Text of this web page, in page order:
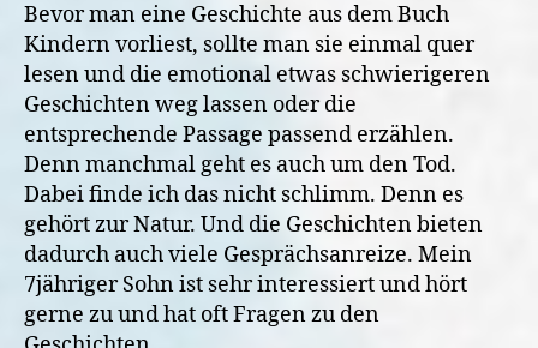
Bevor man eine Geschichte aus dem Buch
Kindern vorliest, sollte man sie einmal quer
lesen und die emotional etwas schwierigeren
Geschichten weg lassen oder die
entsprechende Passage passend erzählen.
Denn manchmal geht es auch um den Tod.
Dabei finde ich das nicht schlimm. Denn es
gehört zur Natur. Und die Geschichten bieten
dadurch auch viele Gesprächsanreize. Mein
7jähriger Sohn ist sehr interessiert und hört
gerne zu und hat oft Fragen zu den